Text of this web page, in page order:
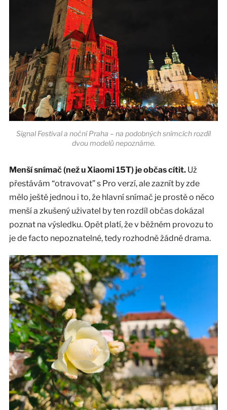
Signal Festival a noční Praha – na podobných snímcích rozdíl
dvou modelů nepoznáme.
Menší snímač (než u Xiaomi 15T) je občas cítit.Už
přestávám “otravovat” s Pro verzí, ale zaznít by zde
mělo ještě jednou i to, že hlavní snímač je prostě o něco
menší a zkušený uživatel by ten rozdíl občas dokázal
poznat na výsledku. Opět platí, že v běžném provozu to
je de facto nepoznatelné, tedy rozhodně žádné drama.